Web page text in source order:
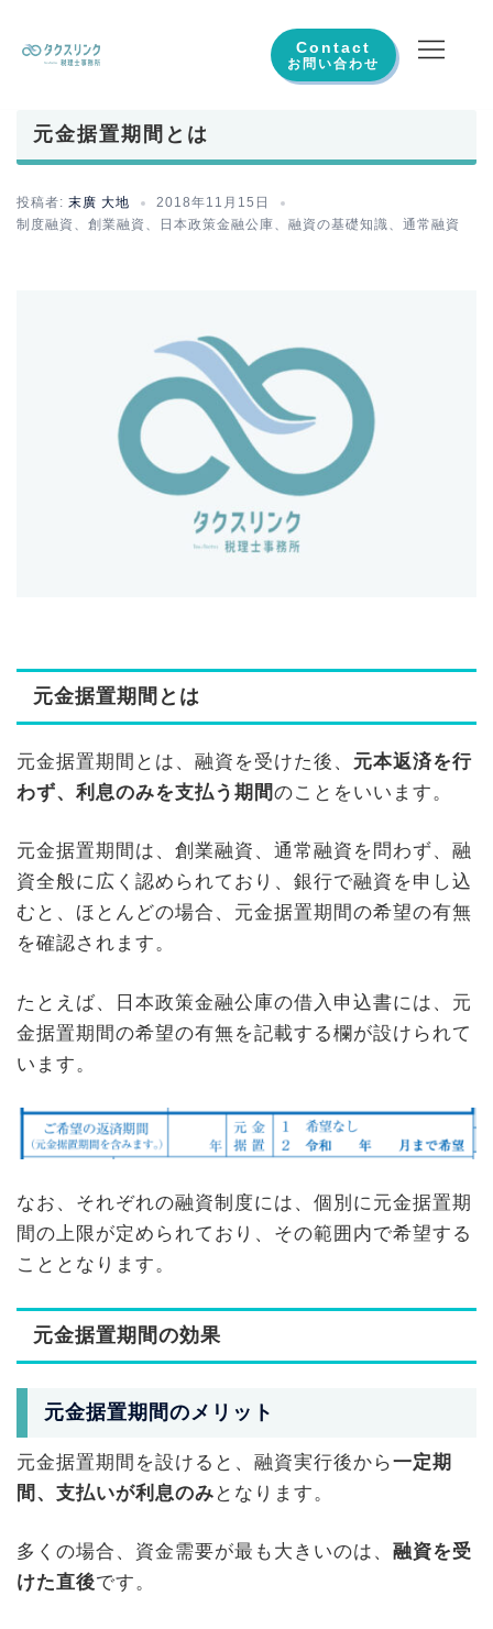
へ
ス
キ
Contact
元金据置期間とは
投稿者: 末廣 大地
2018年11月15日
制度融資 、 創業融資 、 日本政策金融公庫、 融資の基礎知識、 通常融資
元金据置期間とは
元金据置期間とは、融資を受けた後、 元本返済を行
わず、利息のみを支払う期間のことをいいます 。
元金据置期間は、創業融資、通常融資を問わず、融
資全般に広く認められており、銀行で融資を申し込
むと、ほとんどの場合、元金据置期間の希望の有無
を確認されます。
たとえば、日本政策金融公庫の借入申込書には、元
金据置期間の希望の有無を記載する欄が設けられて
います。
なお、それぞれの融資制度には、個別に元金据置期
間の上限が定められており、その範囲内で希望する
こととなります。
元金据置期間の効果
元金据置期間のメリット
元金据置期間を設けると、融資実行後から一定期
間、支払いが利息のみ となります。
多くの場合、資金需要が最も大きいのは、 融資を受
けた直後です。